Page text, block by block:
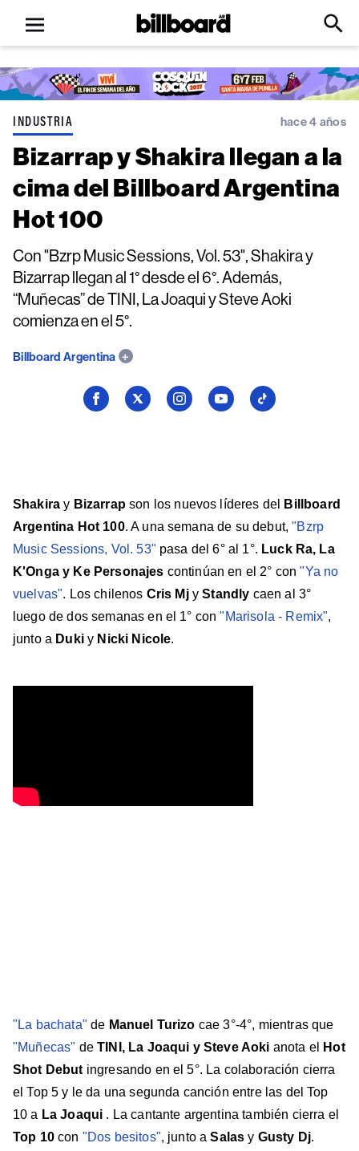
Open
menu
Billboard
Click
Input
INDUSTRIA hace 4 años
Bizarrap y Shakira llegan a la
cima del Billboard Argentina
Hot 100
Con "Bzrp Music Sessions, Vol. 53", Shakira y
Bizarrap llegan al 1° desde el 6°. Además,
“Muñecas” de TINI, La Joaqui y Steve Aoki
comienza en el 5°.
Billboard Argentina
Seguí
Seguí
Seguí
Seguí
Seguí
Shakiray Bizarrapson los nuevos líderes del
Billboard
Argentina Hot 100. A una semana de su debut,"Bzrp
Music Sessions, Vol. 53" pasa del 6° al 1°. Luck Ra, La
K'Onga y Ke Personajes continúan en el 2° con"Ya no
vuelvas". Los chilenos Cris Mj yStandly caen al 3°
luego de dos semanas en el 1° con"Marisola - Remix",
junto a Dukiy Nicki Nicole.
"La bachata" de Manuel Turizo cae 3°-4°, mientras que
"Muñecas" deTINI, La Joaqui y Steve Aoki anota el
Hot
Shot Debut ingresando en el 5°. La colaboración cierra
el Top 5 y le da una segunda canción entre las del Top
10 a La Joaqui . La cantante argentina también cierra el
Top 10con "Dos besitos", junto aSalasy Gusty Dj.